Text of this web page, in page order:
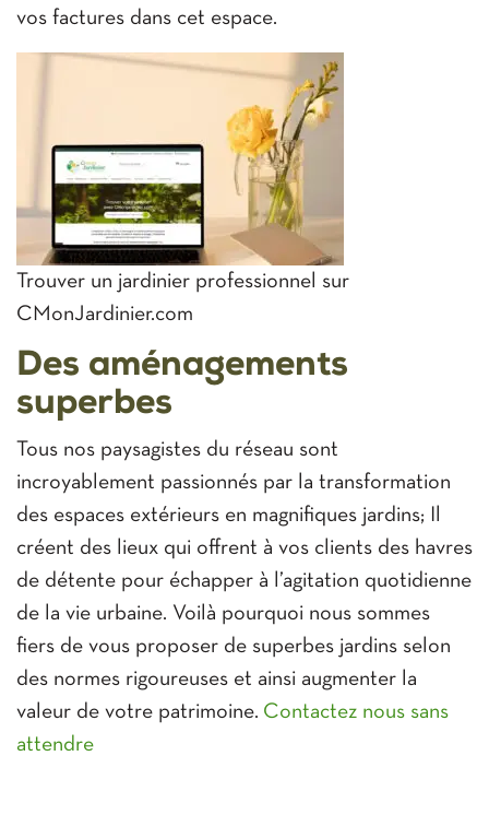
vos factures dans cet espace.
Trouver un jardinier professionnel sur
CMonJardinier.com
Des aménagements
superbes
Tous nos paysagistes du réseau sont
incroyablement passionnés par la transformation
des espaces extérieurs en magnifiques jardins; Il
créent des lieux qui offrent à vos clients des havres
de détente pour échapper à l’agitation quotidienne
de la vie urbaine. Voilà pourquoi nous sommes
fiers de vous proposer de superbes jardins selon
des normes rigoureuses et ainsi augmenter la
valeur de votre patrimoine. Contactez nous sans
attendre